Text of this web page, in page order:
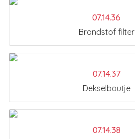
07.14.36
Brandstof filter
07.14.37
Dekselboutje
07.14.38